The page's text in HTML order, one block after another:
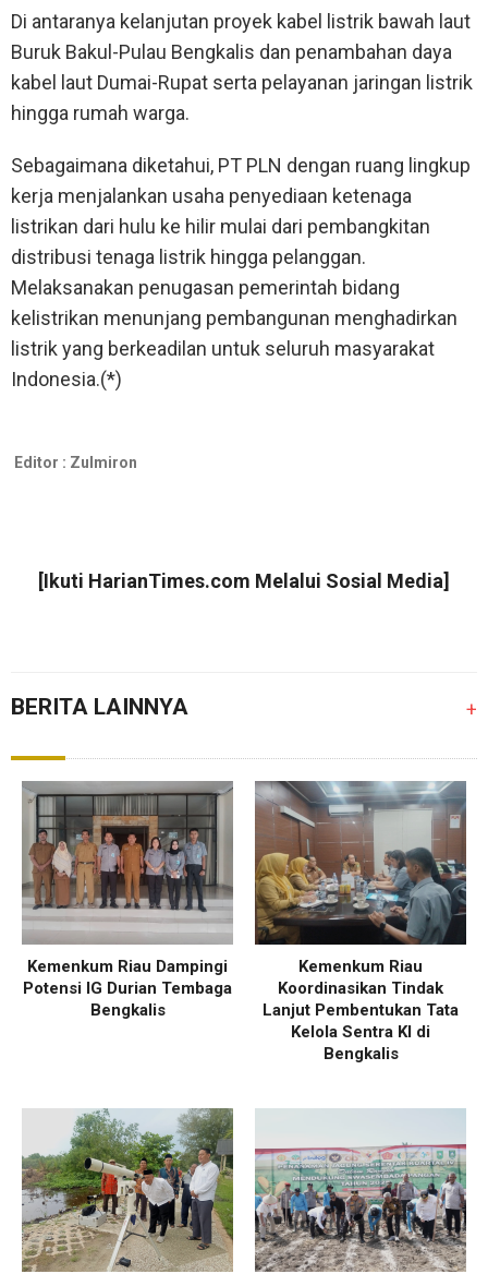
Di antaranya kelanjutan proyek kabel listrik bawah laut
Buruk Bakul-Pulau Bengkalis dan penambahan daya
kabel laut Dumai-Rupat serta pelayanan jaringan listrik
hingga rumah warga.
Sebagaimana diketahui, PT PLN dengan ruang lingkup
kerja menjalankan usaha penyediaan ketenaga
listrikan dari hulu ke hilir mulai dari pembangkitan
distribusi tenaga listrik hingga pelanggan.
Melaksanakan penugasan pemerintah bidang
kelistrikan menunjang pembangunan menghadirkan
listrik yang berkeadilan untuk seluruh masyarakat
Indonesia.(*)
Editor : Zulmiron
[Ikuti HarianTimes.com Melalui Sosial Media]
BERITA LAINNYA +
Kemenkum Riau Dampingi
Potensi IG Durian Tembaga
Bengkalis
Kemenkum Riau
Koordinasikan Tindak
Lanjut Pembentukan Tata
Kelola Sentra KI di
Bengkalis